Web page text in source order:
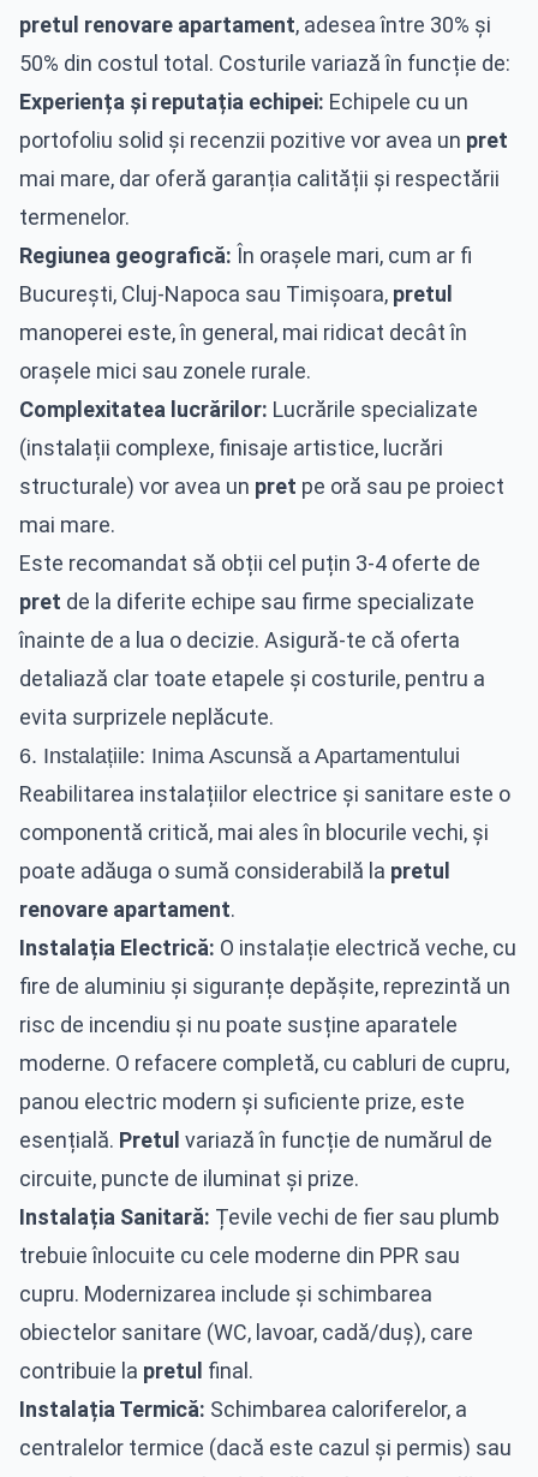
pretul renovare apartament, adesea între 30% și
50% din costul total. Costurile variază în funcție de:
Experiența și reputația echipei: Echipele cu un
portofoliu solid și recenzii pozitive vor avea un pret
mai mare, dar oferă garanția calității și respectării
termenelor.
Regiunea geografică: În orașele mari, cum ar fi
București, Cluj-Napoca sau Timișoara, pretul
manoperei este, în general, mai ridicat decât în
orașele mici sau zonele rurale.
Complexitatea lucrărilor: Lucrările specializate
(instalații complexe, finisaje artistice, lucrări
structurale) vor avea un pret pe oră sau pe proiect
mai mare.
Este recomandat să obții cel puțin 3-4 oferte de
pret de la diferite echipe sau firme specializate
înainte de a lua o decizie. Asigură-te că oferta
detaliază clar toate etapele și costurile, pentru a
evita surprizele neplăcute.
6. Instalațiile: Inima Ascunsă a Apartamentului
Reabilitarea instalațiilor electrice și sanitare este o
componentă critică, mai ales în blocurile vechi, și
poate adăuga o sumă considerabilă la pretul
renovare apartament.
Instalația Electrică: O instalație electrică veche, cu
fire de aluminiu și siguranțe depășite, reprezintă un
risc de incendiu și nu poate susține aparatele
moderne. O refacere completă, cu cabluri de cupru,
panou electric modern și suficiente prize, este
esențială. Pretul variază în funcție de numărul de
circuite, puncte de iluminat și prize.
Instalația Sanitară: Țevile vechi de fier sau plumb
trebuie înlocuite cu cele moderne din PPR sau
cupru. Modernizarea include și schimbarea
obiectelor sanitare (WC, lavoar, cadă/duș), care
contribuie la pretul final.
Instalația Termică: Schimbarea caloriferelor, a
centralelor termice (dacă este cazul și permis) sau